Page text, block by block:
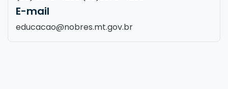
E-mail
educacao@nobres.mt.gov.br